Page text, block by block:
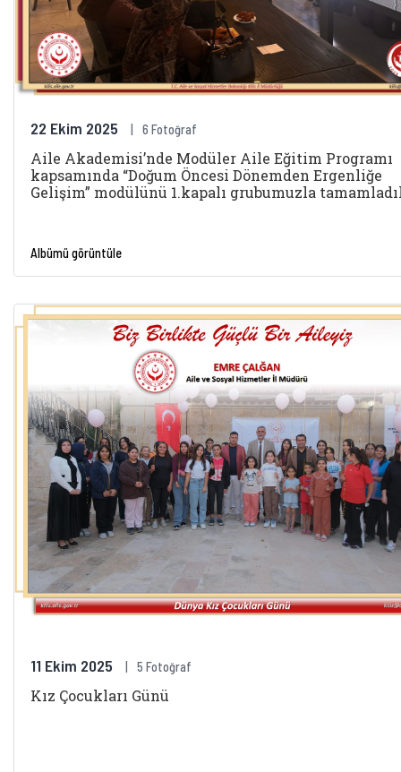
22 Ekim 2025 6 Fotoğraf
Aile Akademisi’nde Modüler Aile Eğitim Programı
kapsamında “Doğum Öncesi Dönemden Ergenliğe
Gelişim” modülünü 1.kapalı grubumuzla
Albümü görüntüle
11 Ekim 2025 5 Fotoğraf
Kız Çocukları Günü